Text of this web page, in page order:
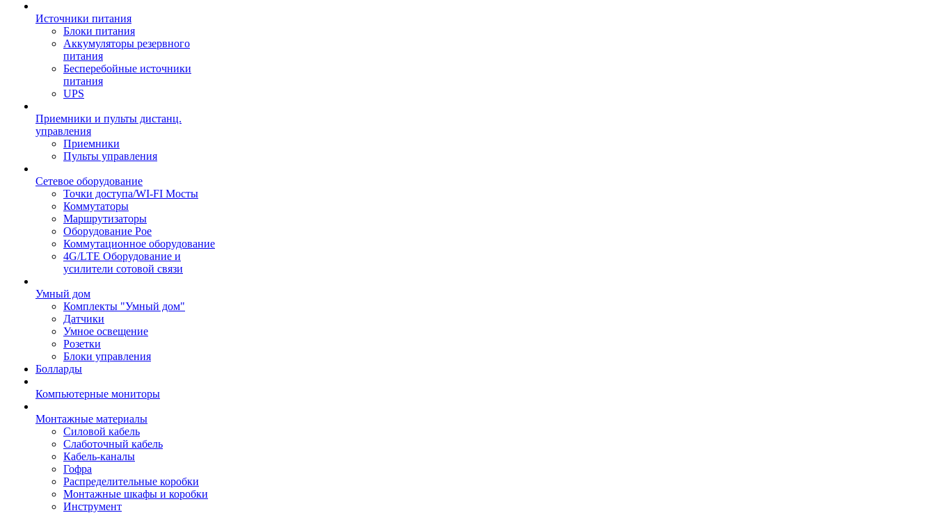
Источники питания
Блоки питания
Аккумуляторы резервного
питания
Бесперебойные источники
питания
UPS
Приемники и пульты дистанц.
управления
Приемники
Пульты управления
Сетевое оборудование
Точки доступа/WI-FI Мосты
Коммутаторы
Маршрутизаторы
Оборудование Poe
Коммутационное оборудование
4G/LTE Оборудование и
усилители сотовой связи
Умный дом
Комплекты "Умный дом"
Датчики
Умное освещение
Розетки
Блоки управления
Болларды
Компьютерные мониторы
Монтажные материалы
Силовой кабель
Слаботочный кабель
Кабель-каналы
Гофра
Распределительные коробки
Монтажные шкафы и коробки
Инструмент